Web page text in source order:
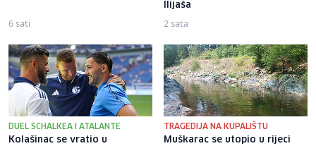
6 sati
Ilijaša
2 sata
DUEL SCHALKEA I ATALANTE
Kolašinac se vratio u
TRAGEDIJA NA KUPALIŠTU
Muškarac se utopio u rijeci